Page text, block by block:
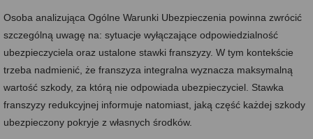
Osoba analizująca Ogólne Warunki Ubezpieczenia powinna zwrócić
szczególną uwagę na: sytuacje wyłączające odpowiedzialność
ubezpieczyciela oraz ustalone stawki franszyzy. W tym kontekście
trzeba nadmienić, że franszyza integralna wyznacza maksymalną
wartość szkody, za którą nie odpowiada ubezpieczyciel. Stawka
franszyzy redukcyjnej informuje natomiast, jaką część każdej szkody
ubezpieczony pokryje z własnych środków.